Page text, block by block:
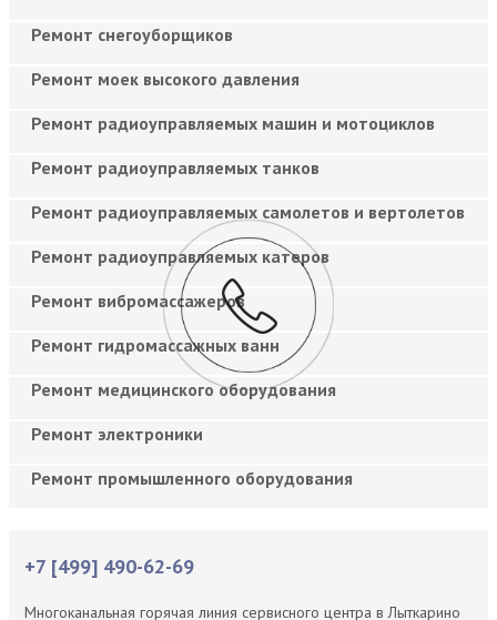
Ремонт снегоуборщиков
Ремонт моек высокого давления
Ремонт радиоуправляемых машин и мотоциклов
Ремонт радиоуправляемых танков
Ремонт радиоуправляемых самолетов и вертолетов
Ремонт радиоуправляемых катеров
Ремонт вибромассажеров
Ремонт гидромассажных ванн
Ремонт медицинского оборудования
Ремонт электроники
Ремонт промышленного оборудования
+7 [499] 490-62-69
Многоканальная горячая линия сервисного центра в Лыткарино